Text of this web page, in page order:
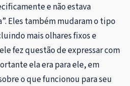
e não estava
Eles também mudaram o tipo
mais olhares fixos e
fez questão de expressar com
ela era para ele, em
o que funcionou para seu